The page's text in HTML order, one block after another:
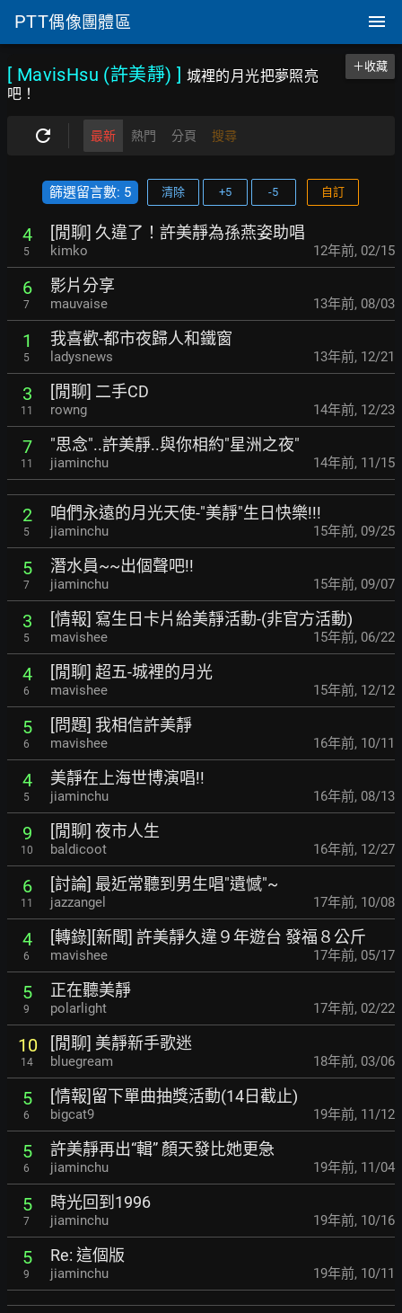
PTT偶像團體區
[ MavisHsu (許美靜) ] 城裡的月光把夢照亮
吧！
＋收藏
最新 熱門 分頁 搜尋
篩選留言數: 5 清除 +5 -5 自訂
4
5
[閒聊] 久違了！許美靜為孫燕姿助唱
kimko 12年前, 02/15
6
7
影片分享
mauvaise 13年前, 08/03
1
5
我喜歡-都市夜歸人和鐵窗
ladysnews 13年前, 12/21
3
11
[閒聊] 二手CD
rowng 14年前, 12/23
7
11
"思念"..許美靜..與你相約"星洲之夜"
jiaminchu 14年前, 11/15
2
5
咱們永遠的月光天使-"美靜"生日快樂!!!
jiaminchu 15年前, 09/25
5
7
潛水員~~出個聲吧!!
jiaminchu 15年前, 09/07
3
5
[情報] 寫生日卡片給美靜活動-(非官方活動)
mavishee 15年前, 06/22
4
6
[閒聊] 超五-城裡的月光
mavishee 15年前, 12/12
5
6
[問題] 我相信許美靜
mavishee 16年前, 10/11
4
5
美靜在上海世博演唱!!
jiaminchu 16年前, 08/13
9
10
[閒聊] 夜市人生
baldicoot 16年前, 12/27
6
11
[討論] 最近常聽到男生唱"遺憾"~
jazzangel 17年前, 10/08
4
6
[轉錄][新聞] 許美靜久違９年遊台 發福８公斤
mavishee 17年前, 05/17
5
9
正在聽美靜
polarlight 17年前, 02/22
10
14
[閒聊] 美靜新手歌迷
bluegream 18年前, 03/06
5
6
[情報]留下單曲抽獎活動(14日截止)
bigcat9 19年前, 11/12
5
6
許美靜再出“輯” 顏天發比她更急
jiaminchu 19年前, 11/04
5
7
時光回到1996
jiaminchu 19年前, 10/16
5
9
Re: 這個版
jiaminchu 19年前, 10/11